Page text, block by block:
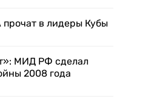
в лидеры Кубы
МИД РФ сделал
2008 года